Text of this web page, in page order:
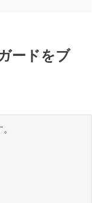
ードをブ